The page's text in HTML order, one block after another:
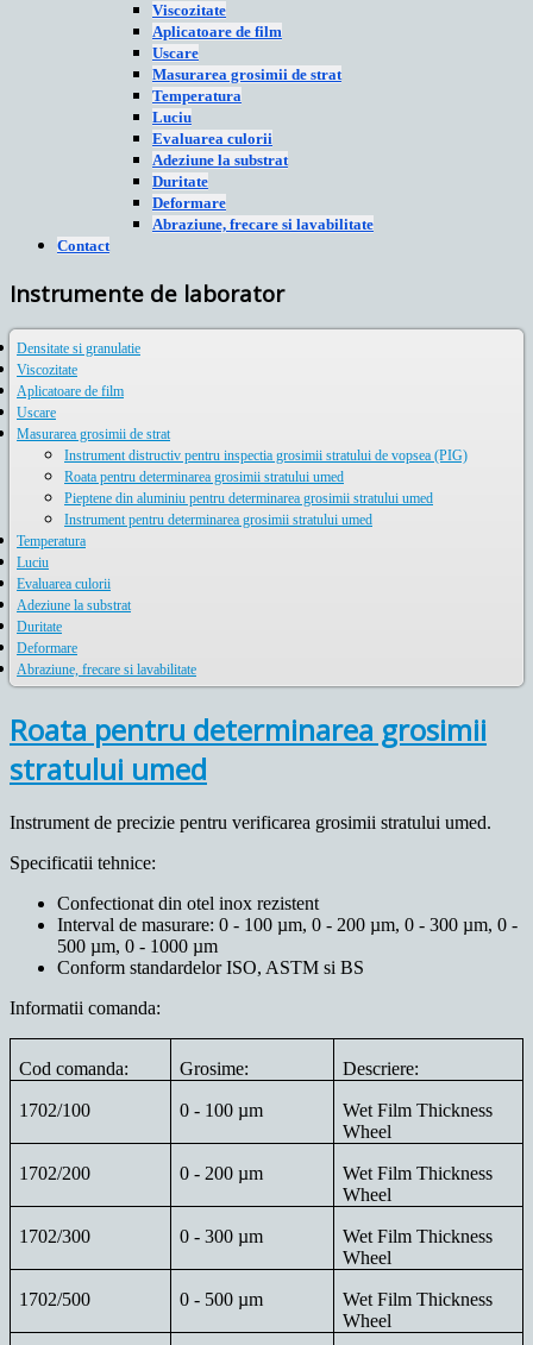
Viscozitate
Aplicatoare de film
Uscare
Masurarea grosimii de strat
Temperatura
Luciu
Evaluarea culorii
Adeziune la substrat
Duritate
Deformare
Abraziune, frecare si lavabilitate
Contact
Instrumente de laborator
Densitate si granulatie
Viscozitate
Aplicatoare de film
Uscare
Masurarea grosimii de strat
Instrument distructiv pentru inspectia grosimii stratului de vopsea (PIG)
Roata pentru determinarea grosimii stratului umed
Pieptene din aluminiu pentru determinarea grosimii stratului umed
Instrument pentru determinarea grosimii stratului umed
Temperatura
Luciu
Evaluarea culorii
Adeziune la substrat
Duritate
Deformare
Abraziune, frecare si lavabilitate
Roata pentru determinarea grosimii
stratului umed
Instrument de precizie pentru verificarea grosimii stratului umed.
Specificatii tehnice:
Confectionat din otel inox rezistent
Interval de masurare: 0 - 100 µm, 0 - 200 µm, 0 - 300 µm, 0 -
500 µm, 0 - 1000 µm
Conform standardelor ISO, ASTM si BS
Informatii comanda:
Cod comanda: Grosime: Descriere:
1702/100 0 - 100 µm
Wet Film Thickness
Wheel
1702/200 0 - 200 µm
Wet Film Thickness
Wheel
1702/300 0 - 300 µm
Wet Film Thickness
Wheel
1702/500 0 - 500 µm
Wet Film Thickness
Wheel